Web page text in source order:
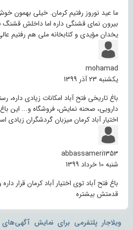
ما عید نوروز رفتیم کرمان. خیلی بهمون
بیرون نمای قشنگی داره اما داخلش قشنگ
یخدان مؤیدی و کتابخانه ملی هم رفتیم
mohamad
یکشنبه 23 آذر 1399
باغ تاریخی فتح آباد امکانات زیادی داره،
دارویی، صحنه نمایش، فروشگاه و... این
اختیار آباد کرمان میزبان گردشگران زیادی
abbassameri1353
شنبه 10 خرداد 1399
باغ فتح آباد توی اختیار آباد کرمان قرار
قدمتش بیشتره
ویلاجار پلتفرمی برای نمایش آگهی‌های